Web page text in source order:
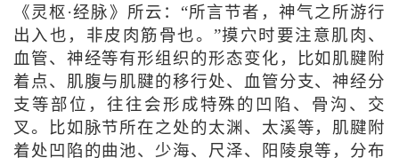
《灵枢·经脉》所云：“所言节者，神气之所游行
出入也，非皮肉筋骨也。”摸穴时要注意肌肉、
血管、神经等有形组织的形态变化，比如肌腱附
着点、肌腹与肌腱的移行处、血管分支、神经分
支等部位，往往会形成特殊的凹陷、骨沟、交
叉。比如脉节所在之处的太渊、太溪等，肌腱附
着处凹陷的曲池、少海、尺泽、阳陵泉等，分布